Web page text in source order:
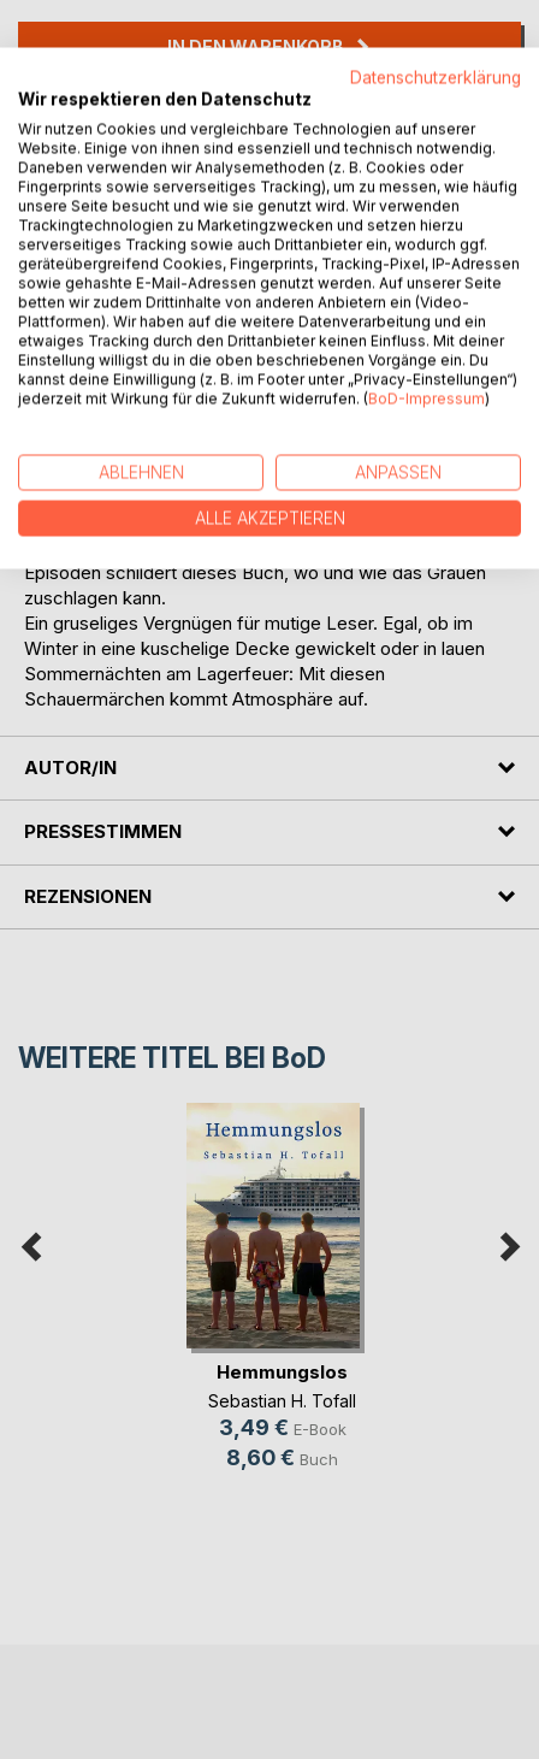
IN DEN WARENKORB
Auf die Merkliste
Titel bewerten
BESCHREIBUNG
Ein Mädchen, das eine unheimliche Begegnung im Wald
fragwürdigen Behandlungsmethoden. Das Grauen lauert
überall und kann jeden erwischen.
Episoden schildert dieses Buch, wo und wie das Grauen
zuschlagen kann.
Ein gruseliges Vergnügen für mutige Leser. Egal, ob im
Winter in eine kuschelige Decke gewickelt oder in lauen
Sommernächten am Lagerfeuer: Mit diesen
Schauermärchen kommt Atmosphäre auf.
AUTOR/IN
PRESSESTIMMEN
REZENSIONEN
WEITERE TITEL BEI BoD
Hemmungslos
Sebastian H. Tofall
3,49 € E-Book
8,60 € Buch
Datenschutzerklärung
Wir respektieren den Datenschutz
Wir nutzen Cookies und vergleichbare Technologien auf unserer
Website. Einige von ihnen sind essenziell und technisch notwendig.
Daneben verwenden wir Analysemethoden (z. B. Cookies oder
Fingerprints sowie serverseitiges Tracking), um zu messen, wie häufig
unsere Seite besucht und wie sie genutzt wird. Wir verwenden
Trackingtechnologien zu Marketingzwecken und setzen hierzu
serverseitiges Tracking sowie auch Drittanbieter ein, wodurch ggf.
geräteübergreifend Cookies, Fingerprints, Tracking-Pixel, IP-Adressen
sowie gehashte E-Mail-Adressen genutzt werden. Auf unserer Seite
betten wir zudem Drittinhalte von anderen Anbietern ein (Video-
Plattformen). Wir haben auf die weitere Datenverarbeitung und ein
etwaiges Tracking durch den Drittanbieter keinen Einfluss. Mit deiner
Einstellung willigst du in die oben beschriebenen Vorgänge ein. Du
kannst deine Einwilligung (z. B. im Footer unter „Privacy-Einstellungen“)
jederzeit mit Wirkung für die Zukunft widerrufen. (BoD-Impressum)
ABLEHNEN ANPASSEN
ALLE AKZEPTIEREN